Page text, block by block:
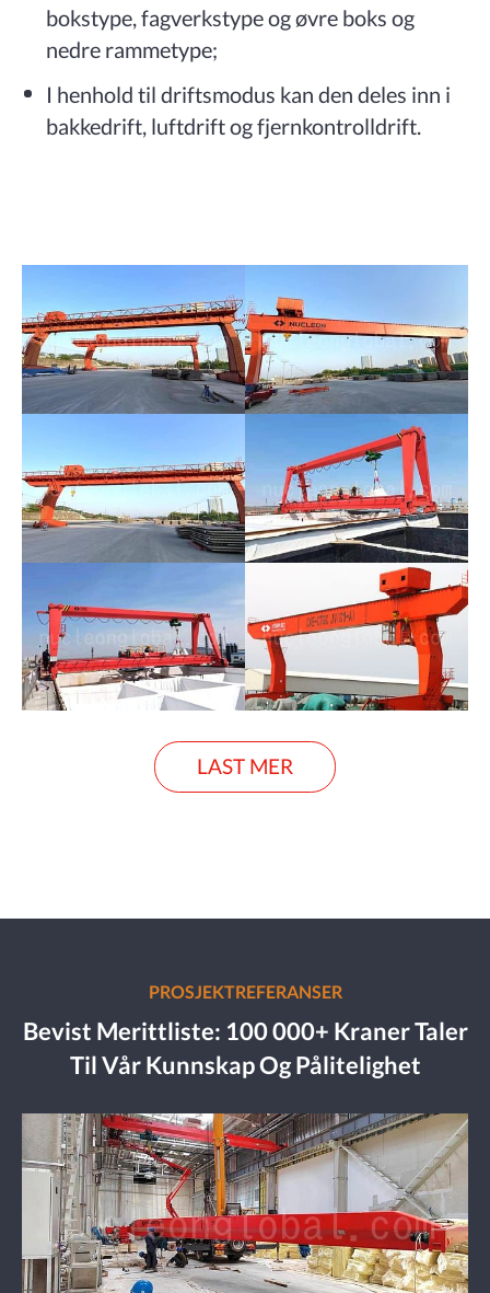
bokstype, fagverkstype og øvre boks og
nedre rammetype;
I henhold til driftsmodus kan den deles inn i
bakkedrift, luftdrift og fjernkontrolldrift.
LAST MER
PROSJEKTREFERANSER
Bevist Merittliste: 100 000+ Kraner Taler
Til Vår Kunnskap Og Pålitelighet